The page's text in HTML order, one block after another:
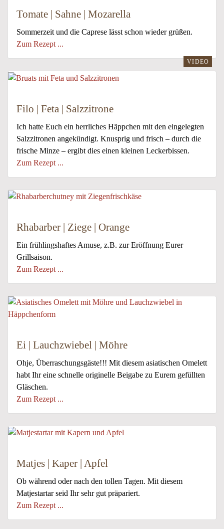
Tomate | Sahne | Mozarella
Sommerzeit und die Caprese lässt schon wieder grüßen.
Zum Rezept ...
VIDEO
Filo | Feta | Salzzitrone
Ich hatte Euch ein herrliches Häppchen mit den eingelegten
Salzzitronen angekündigt. Knusprig und frisch – durch die
frische Minze – ergibt dies einen kleinen Leckerbissen.
Zum Rezept ...
Rhabarber | Ziege | Orange
Ein frühlingshaftes Amuse, z.B. zur Eröffnung Eurer
Grillsaison.
Zum Rezept ...
Ei | Lauchzwiebel | Möhre
Ohje, Überraschungsgäste!!! Mit diesem asiatischen Omelett
habt Ihr eine schnelle originelle Beigabe zu Eurem gefüllten
Gläschen.
Zum Rezept ...
Matjes | Kaper | Apfel
Ob während oder nach den tollen Tagen. Mit diesem
Matjestartar seid Ihr sehr gut präpariert.
Zum Rezept ...